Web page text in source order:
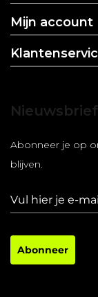
Mijn account
Nieuwsbrief
Abonneer je op
blijven.
Abonneer